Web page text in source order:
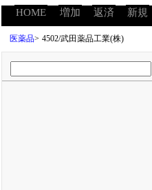
HOME 増加 返済 新規
医薬品> 4502/武田薬品工業(株)